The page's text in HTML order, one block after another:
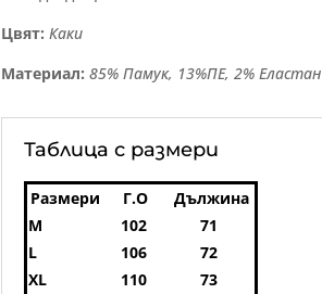
Цвят: Каки
Материал: 85% Памук, 13%ПЕ, 2% Еластан
Таблица с размери
Размери Г.О
Дължина
M
102
71
L
106
72
XL
110
73